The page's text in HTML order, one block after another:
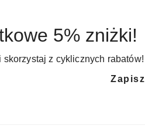
5% zniżki!
z cyklicznych rabatów!
Zapisz